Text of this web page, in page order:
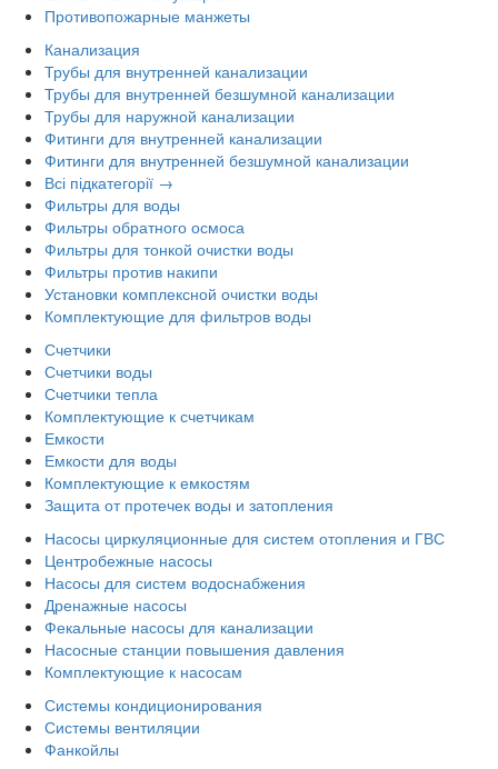
Противопожарные манжеты
Канализация
Трубы для внутренней канализации
Трубы для внутренней безшумной канализации
Трубы для наружной канализации
Фитинги для внутренней канализации
Фитинги для внутренней безшумной канализации
Всі підкатегорії →
Фильтры для воды
Фильтры обратного осмоса
Фильтры для тонкой очистки воды
Фильтры против накипи
Установки комплексной очистки воды
Комплектующие для фильтров воды
Счетчики
Счетчики воды
Счетчики тепла
Комплектующие к счетчикам
Емкости
Емкости для воды
Комплектующие к емкостям
Защита от протечек воды и затопления
Насосы циркуляционные для систем отопления и ГВС
Центробежные насосы
Насосы для систем водоснабжения
Дренажные насосы
Фекальные насосы для канализации
Насосные станции повышения давления
Комплектующие к насосам
Системы кондиционирования
Системы вентиляции
Фанкойлы